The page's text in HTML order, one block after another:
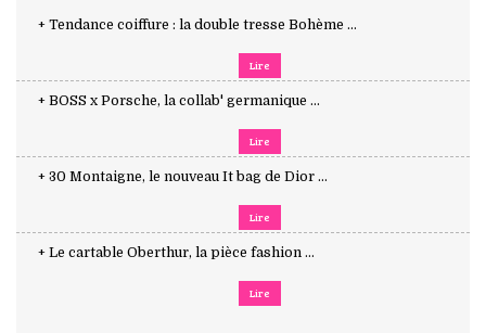
+ Tendance coiffure : la double tresse Bohème ...
Lire
+ BOSS x Porsche, la collab' germanique ...
Lire
+ 30 Montaigne, le nouveau It bag de Dior ...
Lire
+ Le cartable Oberthur, la pièce fashion ...
Lire